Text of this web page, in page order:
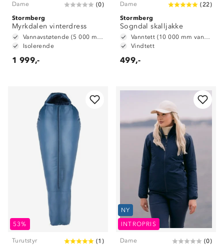
Dame (0)
Stormberg
Myrkdalen vinterdress
Vannavstøtende (5 000 mm vannsøyle)
Isolerende
1 999,-
Dame (22)
Stormberg
Sogndal skalljakke
Vanntett (10 000 mm vannsøyle)
Vindtett
499,-
53%
Turutstyr (1 )
NY
INTROPRIS
Dame (0)